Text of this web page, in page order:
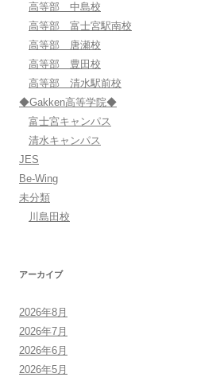
高等部 中島校
高等部 富士宮駅南校
高等部 唐瀬校
高等部 豊田校
高等部 清水駅前校
◆Gakken高等学院◆
富士宮キャンパス
清水キャンパス
JES
Be-Wing
未分類
川島田校
アーカイブ
2026年8月
2026年7月
2026年6月
2026年5月